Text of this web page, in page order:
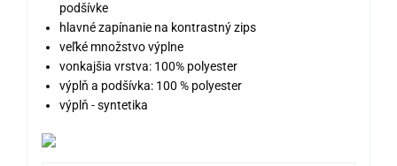
podšívke
hlavné zapínanie na kontrastný zips
veľké množstvo výplne
vonkajšia vrstva: 100% polyester
výplň a podšívka: 100 % polyester
výplň - syntetika